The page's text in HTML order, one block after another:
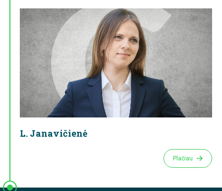
L. Janavičienė
Plačiau